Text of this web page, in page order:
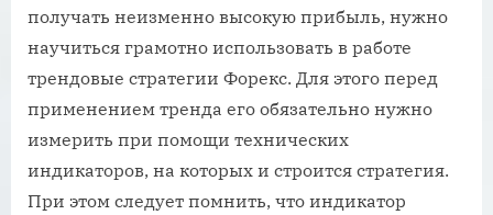
получать неизменно высокую прибыль, нужно
научиться грамотно использовать в работе
трендовые стратегии Форекс. Для этого перед
применением тренда его обязательно нужно
измерить при помощи технических
индикаторов, на которых и строится стратегия.
При этом следует помнить, что индикатор